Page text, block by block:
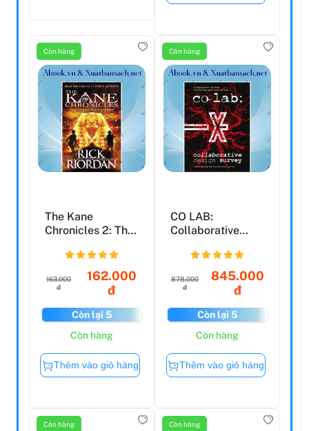
Còn hàng
The Kane
Chronicles 2: The
163.000
đ
162.000
đ
Còn lại 5
Còn hàng
Thêm vào giỏ hàng
Còn hàng
CO LAB:
Collaborative
878.000
đ
845.000
đ
Còn lại 5
Còn hàng
Thêm vào giỏ hàng
Còn hàng Còn hàng